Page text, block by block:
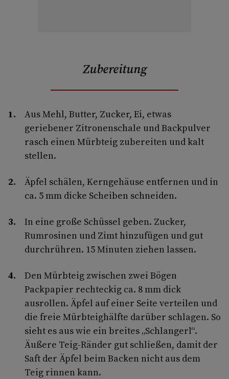
Zubereitung
Aus Mehl, Butter, Zucker, Ei, etwas
geriebener Zitronenschale und Backpulver
rasch einen Mürbteig zubereiten und kalt
stellen.
Äpfel schälen, Kerngehäuse entfernen und in
ca. 5 mm dicke Scheiben schneiden.
In eine große Schüssel geben. Zucker,
Rumrosinen und Zimt hinzufügen und gut
durchrühren. 15 Minuten ziehen lassen.
Den Mürbteig zwischen zwei Bögen
Packpapier rechteckig ca. 8 mm dick
ausrollen. Äpfel auf einer Seite verteilen und
die freie Mürbteighälfte darüber schlagen. So
sieht es aus wie ein breites „Schlangerl“.
Äußere Teig-Ränder gut schließen, damit der
Saft der Äpfel beim Backen nicht aus dem
Teig rinnen kann.